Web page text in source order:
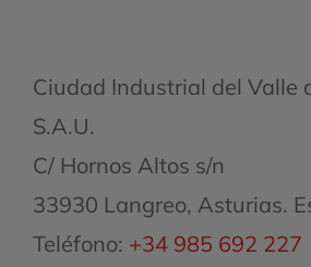
Ciudad Industrial del Valle
S.A.U.
C/ Hornos Altos s/n
33930 Langreo, Asturias.
Teléfono: +34 985 692 227